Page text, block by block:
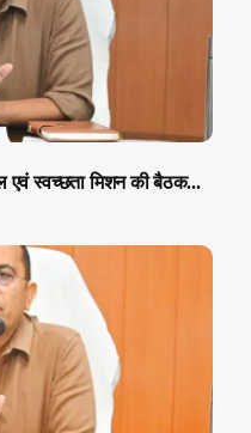
स्वच्छता मिशन की बैठक...